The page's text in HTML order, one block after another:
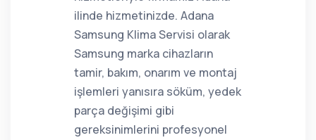
ilinde hizmetinizde. Adana
Samsung Klima Servisi olarak
Samsung marka cihazların
tamir, bakım, onarım ve montaj
işlemleri yanısıra söküm, yedek
parça değişimi gibi
gereksinimlerini profesyonel